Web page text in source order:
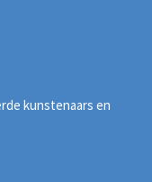
kunstenaars en